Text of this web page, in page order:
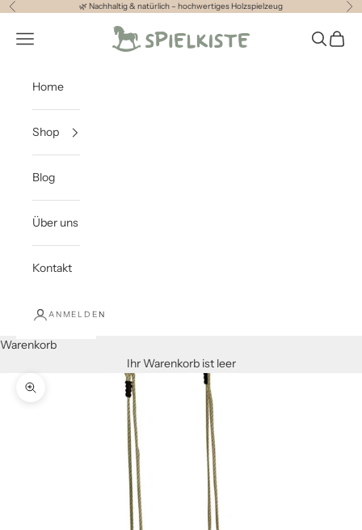
Zum Inhalt springen
Zurück 🌿 Nachhaltig & natürlich – hochwertiges Holzspielzeug Vor
Spielkiste
Menü Suchen
Home
Shop
Blog
Über uns
Kontakt
ANMELDEN
Warenkorb
Ihr Warenkorb ist leer
Bild vergrößern